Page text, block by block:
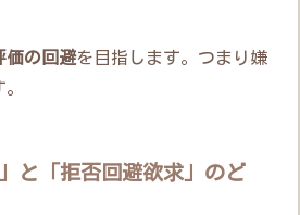
価の回避を目指します。つまり嫌
と「拒否回避欲求」のど